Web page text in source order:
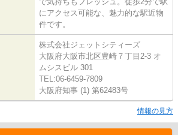
にアクセス可能な、魅力的な駅近物
件です。
株式会社ジェットシティーズ
大阪府大阪市北区豊崎７丁目2-3 オ
ムシスビル 301
TEL:06-6459-7809
大阪府知事 (1) 第62483号
情報の見方